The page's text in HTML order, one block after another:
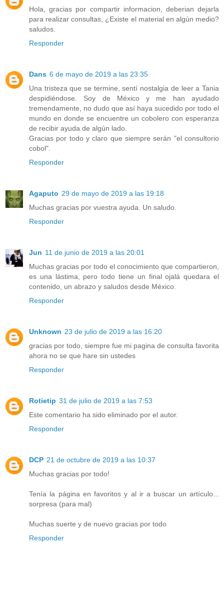
Hola, gracias por compartir informacion, deberian dejarla
para realizar consultas, ¿Existe el material en algún medio?
saludos.
Responder
Dans 6 de mayo de 2019 a las 23:35
Una tristeza que se termine, sentí nostalgia de leer a Tania
despidiéndose. Soy de México y me han ayudado
tremendamente, no dudo que así haya sucedido por todo el
mundo en donde se encuentre un cobolero con esperanza
de recibir ayuda de algún lado.
Gracias por todo y claro que siempre serán "el consultorio
cobol".
Responder
Agaputo 29 de mayo de 2019 a las 19:18
Muchas gracias por vuestra ayuda. Un saludo.
Responder
Jun 11 de junio de 2019 a las 20:01
Muchas gracias por todo el conocimiento que compartieron,
es una lástima, pero todo tiene un final ojalá quedara el
contenido, un abrazo y saludos desde México.
Responder
Unknown 23 de julio de 2019 a las 16:20
gracias por todo, siempre fue mi pagina de consulta favorita
ahora no se que hare sin ustedes
Responder
Rotietip 31 de julio de 2019 a las 7:53
Este comentario ha sido eliminado por el autor.
Responder
DCP 21 de octubre de 2019 a las 10:37
Muchas gracias por todo!
Tenía la página en favoritos y al ir a buscar un artículo...
sorpresa (para mal)
Muchas suerte y de nuevo gracias por todo
Responder